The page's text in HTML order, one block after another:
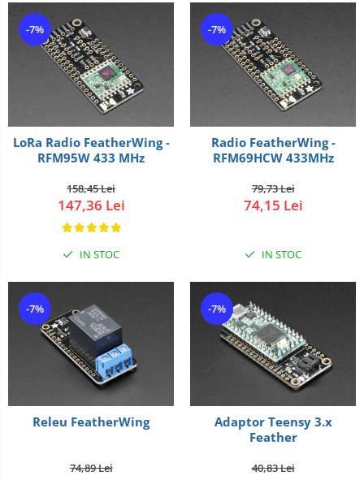
-7%
LoRa Radio FeatherWing -
RFM95W 433 MHz
158,45 Lei
147,36 Lei
IN STOC
-7%
Radio FeatherWing -
RFM69HCW 433MHz
79,73 Lei
74,15 Lei
IN STOC
-7%
Releu FeatherWing
74,89 Lei
-7%
Adaptor Teensy 3.x
Feather
40,83 Lei